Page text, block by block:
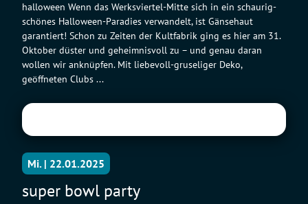
halloween Wenn das Werksviertel-Mitte sich in ein schaurig-
schönes Halloween-Paradies verwandelt, ist Gänsehaut
garantiert! Schon zu Zeiten der Kultfabrik ging es hier am 31.
Oktober düster und geheimnisvoll zu – und genau daran
wollen wir anknüpfen. Mit liebevoll-gruseliger Deko,
geöffneten Clubs ...
Mi. | 22.01.2025
super bowl party